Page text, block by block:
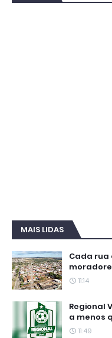
MAIS LIDAS
Cada rua
11:14
Regional
a menos
11:49